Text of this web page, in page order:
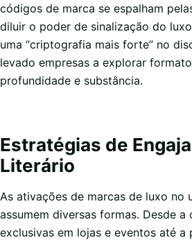
códigos de marca se espalham
diluir o poder de sinalização do
uma “criptografia mais forte” no
levado empresas a explorar
profundidade e substância.
Estratégias de
Literário
As ativações de marcas de luxo no
assumem diversas formas. Desde
exclusivas em lojas e eventos até